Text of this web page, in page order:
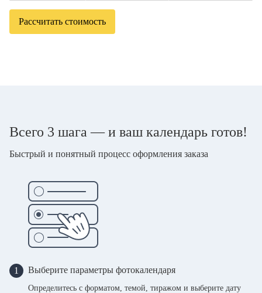
Рассчитать стоимость
Всего 3 шага — и ваш календарь готов!
Быстрый и понятный процесс оформления заказа
1 Выберите параметры фотокалендаря
Определитесь с форматом, темой, тиражом и выберите дату